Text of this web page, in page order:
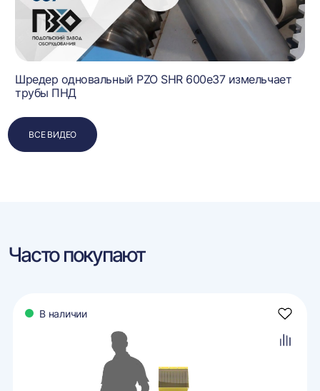
Шредер одновальный PZO SHR 600e37 измельчает
трубы ПНД
ВСЕ ВИДЕО
Часто покупают
В наличии